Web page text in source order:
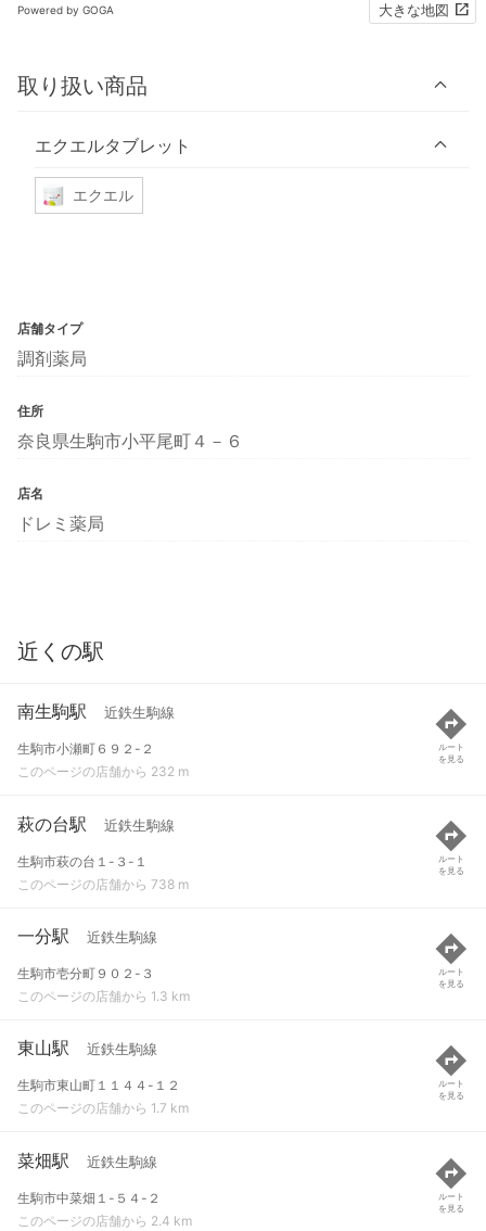
Powered by GOGA 大きな地図
取り扱い商品
エクエルタブレット
エクエル
店舗タイプ
調剤薬局
住所
奈良県生駒市小平尾町４－６
店名
ドレミ薬局
近くの駅
南生駒駅 近鉄生駒線
生駒市小瀬町６９２-２
このページの店舗から 232 m
ルート
を見る
萩の台駅 近鉄生駒線
生駒市萩の台１-３-１
このページの店舗から 738 m
ルート
を見る
一分駅 近鉄生駒線
生駒市壱分町９０２-３
このページの店舗から 1.3 km
ルート
を見る
東山駅 近鉄生駒線
生駒市東山町１１４４-１２
このページの店舗から 1.7 km
ルート
を見る
菜畑駅 近鉄生駒線
生駒市中菜畑１-５４-２
このページの店舗から 2.4 km
ルート
を見る